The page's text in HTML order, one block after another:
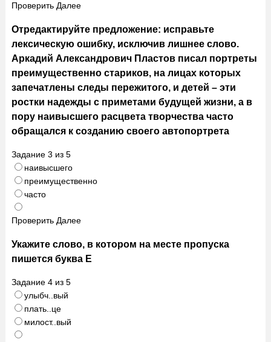
Проверить Далее
Отредактируйте предложение: исправьте
лексическую ошибку, исключив лишнее слово.
Аркадий Александрович Пластов писал портреты
преимущественно стариков, на лицах которых
запечатлены следы пережитого, и детей – эти
ростки надежды с приметами будущей жизни, а в
пору наивысшего расцвета творчества часто
обращался к созданию своего автопортрета
Задание 3 из 5
наивысшего
преимущественно
часто
Проверить Далее
Укажите слово, в котором на месте пропуска
пишется буква Е
Задание 4из 5
улыбч..вый
плать..це
милост..вый